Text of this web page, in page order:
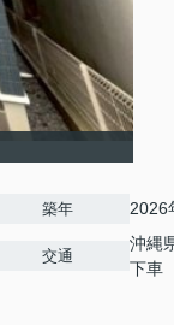
築年 2026
交通
沖縄
下車